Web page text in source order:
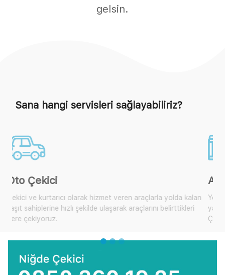
gelsin.
Sana hangi servisleri sağlayabiliriz?
Akü Takviye
Yol yardım araçlarımıza ulaşarak size yakın olan mobil araçtan
yardım isteyebilir, çok sık karşılaşılan bu durum için artık
Çekici Çağır'dan yardım talep edebilirsiniz.